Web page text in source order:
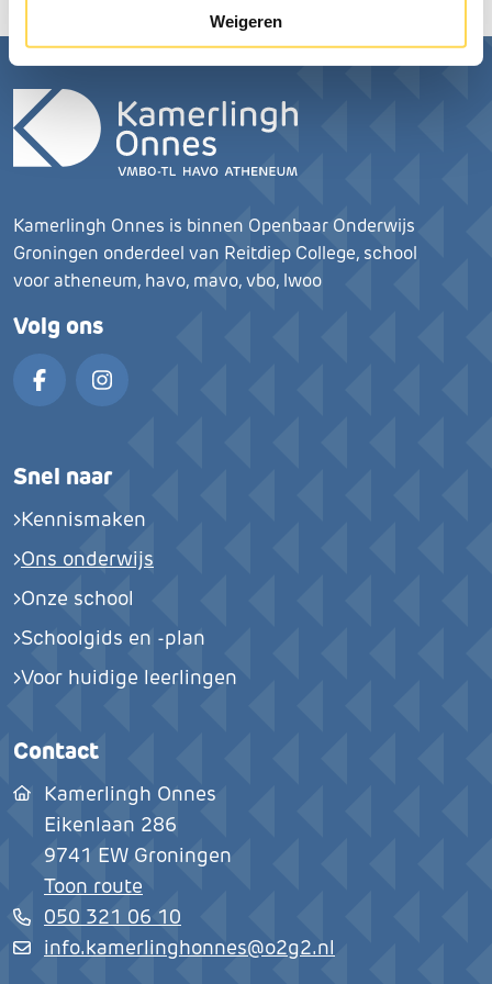
Weigeren
Kamerlingh Onnes is binnen Openbaar Onderwijs
Groningen onderdeel van Reitdiep College, school
voor atheneum, havo, mavo, vbo, lwoo
Volg ons
FacebookInstagram
Snel naar
Kennismaken
Ons onderwijs
Onze school
Schoolgids en -plan
Voor huidige leerlingen
Contact
Kamerlingh Onnes
Eikenlaan 286
9741 EW Groningen
Toon route
050 321 06 10
info.kamerlinghonnes@o2g2.nl